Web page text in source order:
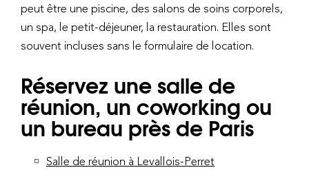
peut être une piscine, des salons de soins corporels,
un spa, le petit-déjeuner, la restauration. Elles sont
souvent incluses sans le formulaire de location.
Réservez une salle de
réunion, un coworking ou
un bureau près de Paris
Salle de réunion à Levallois-Perret